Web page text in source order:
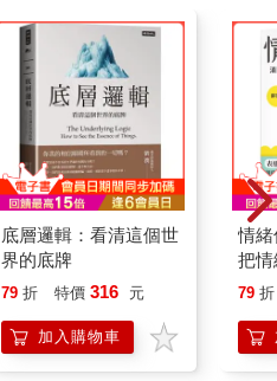
底層邏輯：看清這個世
界的底牌
79 折 特價 316 元
加入購物車
情
把
誰
79 折